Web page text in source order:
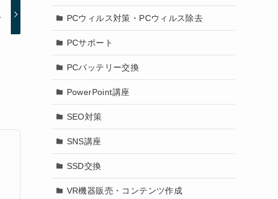
PCウィルス対策・PCウィルス除去
PCサポート
PCバッテリー交換
PowerPoint講座
SEO対策
SNS講座
SSD交換
VR機器販売・コンテンツ作成